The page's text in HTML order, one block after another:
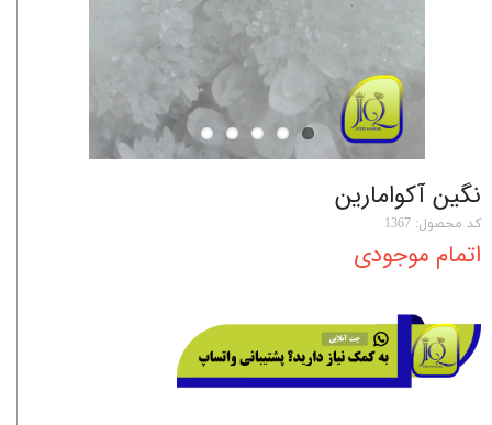
نگین آکوامارین
کد محصول: 1367
اتمام موجودی